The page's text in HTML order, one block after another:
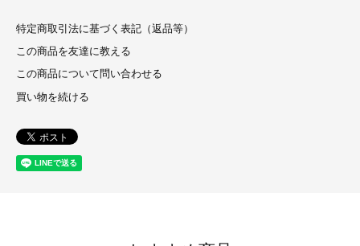
特定商取引法に基づく表記（返品等）
この商品を友達に教える
この商品について問い合わせる
買い物を続ける